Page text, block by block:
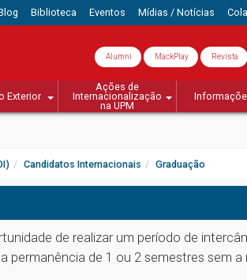
Biblioteca Eventos Mídias / Notícias
Alumni MackPlay Revista
Exterior
Ações de
Internacionalização
na UPM
Candidatos Internacionais Graduação
de realizar um período de
permanência de 1 ou 2 semestres sem